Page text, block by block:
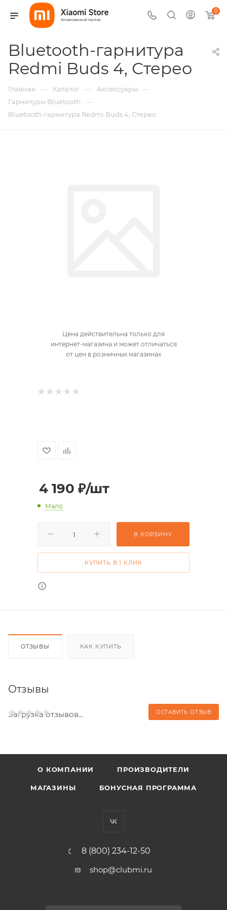
0
Bluetooth-гарнитура
Redmi Buds 4, Стерео
Главная — Каталог — Аксессуары —
Гарнитуры Bluetooth —
Bluetooth-гарнитура Redmi Buds 4, Стерео
Цена действительна только для
интернет-магазина и может отличаться
от цен в розничных магазинах
4 190 ₽/шт
Мало
В КОРЗИНУ
КУПИТЬ В 1 КЛИК
ОТЗЫВЫ КАК КУПИТЬ
Отзывы
ОСТАВИТЬ ОТЗЫВ
Загрузка отзывов...
О КОМПАНИИ ПРОИЗВОДИТЕЛИ
МАГАЗИНЫ БОНУСНАЯ ПРОГРАММА
8 (800) 234-12-50
shop@clubmi.ru